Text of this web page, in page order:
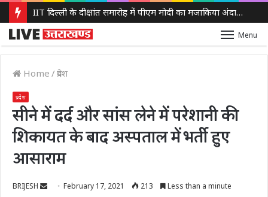
IIT दिल्ली के दीक्षांत समारोह में पीएम मोदी का मजाकिया अंदाज, बोले – ‘मैं बाबा बागेश्वर नहीं हूं, लेकिन मन में कुछ तो चल रहा होगा’
Menu
Home /प्रदेश
प्रदेश
सीने में दर्द और सांस लेने में परेशानी की
शिकायत के बाद अस्पताल में भर्ती हुए
आसाराम
BRIJESH
SendFebruary 17, 2021 213 Less than a minute